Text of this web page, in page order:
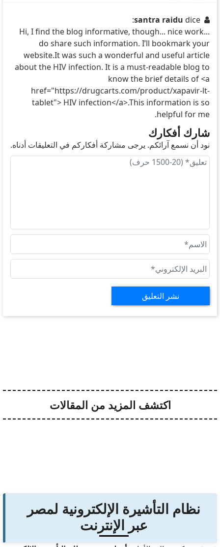
santra raidu dice:
Hi, I find the blog informative, though... nice work...
do share such information. I’ll bookmark your
website.It was such a wonderful and useful article
about the HIV infection. It is a must-readable blog to
know the brief details of <a
href="https://drugcarts.com/product/xapavir-lt-
tablet"> HIV infection</a>.This information is so
helpful for me.
شارك أفكارك
نود أن نسمع آرائكم. يرجى مشاركة أفكاركم في التعليقات أدناه.
اكتشف المزيد من المقالات
نظام التأشيرة الإلكترونية لمصر
عبر الإنترنت